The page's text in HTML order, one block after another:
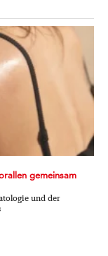
gemeinsam
und der